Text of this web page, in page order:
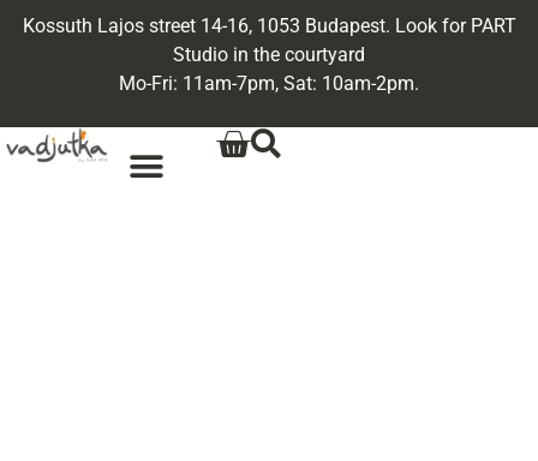
Kossuth Lajos street 14-16, 1053 Budapest. Look for PART
Studio in the courtyard
Mo-Fri: 11am-7pm, Sat: 10am-2pm.